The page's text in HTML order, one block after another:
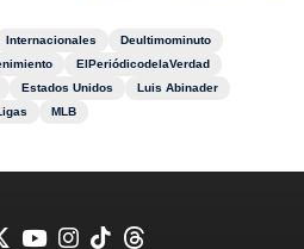
Internacionales
Deultimominuto
ElPeriódicodelaVerdad
Estados Unidos
Luis Abinader
MLB